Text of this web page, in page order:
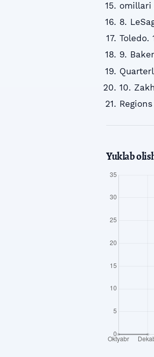
8.
Toledo.
9.
10.
Yuklab